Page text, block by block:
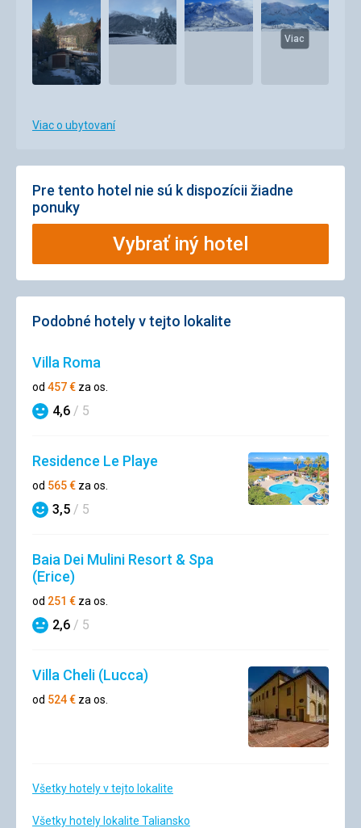
Viac
Viac o ubytovaní
Pre tento hotel nie sú k dispozícii žiadne
ponuky
Vybrať iný hotel
Podobné hotely v tejto lokalite
Villa Roma
od 457€ za os.
Hodnotenie
4,6 / 5
Residence Le Playe
od 565€ za os.
Hodnotenie
3,5 / 5
Baia Dei Mulini Resort & Spa
(Erice)
od 251 € za os.
Hodnotenie
2,6 / 5
Villa Cheli (Lucca)
od 524€ za os.
Všetky hotely v tejto lokalite
Všetky hotely lokalite Taliansko